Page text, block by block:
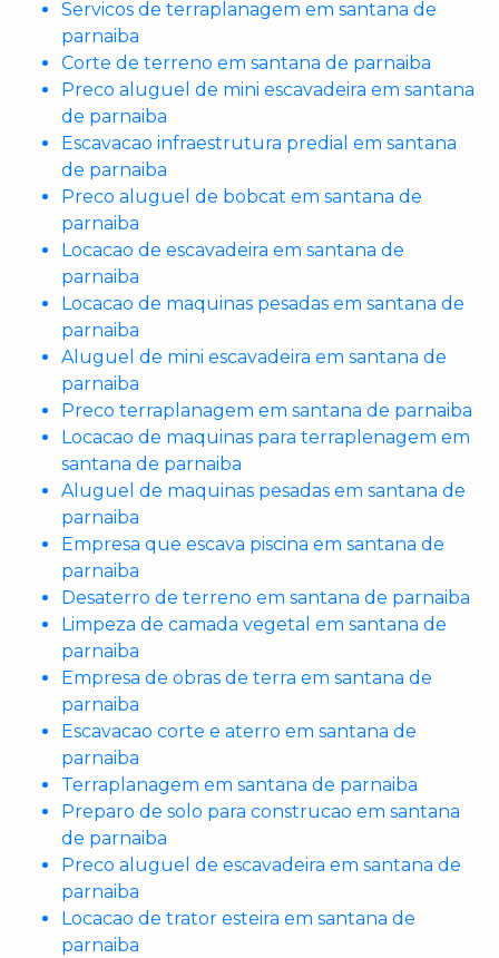
Servicos de terraplanagem em santana de
parnaiba
Corte de terreno em santana de parnaiba
Preco aluguel de mini escavadeira em santana
de parnaiba
Escavacao infraestrutura predial em santana
de parnaiba
Preco aluguel de bobcat em santana de
parnaiba
Locacao de escavadeira em santana de
parnaiba
Locacao de maquinas pesadas em santana de
parnaiba
Aluguel de mini escavadeira em santana de
parnaiba
Preco terraplanagem em santana de parnaiba
Locacao de maquinas para terraplenagem em
santana de parnaiba
Aluguel de maquinas pesadas em santana de
parnaiba
Empresa que escava piscina em santana de
parnaiba
Desaterro de terreno em santana de parnaiba
Limpeza de camada vegetal em santana de
parnaiba
Empresa de obras de terra em santana de
parnaiba
Escavacao corte e aterro em santana de
parnaiba
Terraplanagem em santana de parnaiba
Preparo de solo para construcao em santana
de parnaiba
Preco aluguel de escavadeira em santana de
parnaiba
Locacao de trator esteira em santana de
parnaiba